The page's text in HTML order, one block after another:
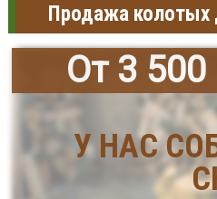
Продажа колотых
От 3 500
У НАС